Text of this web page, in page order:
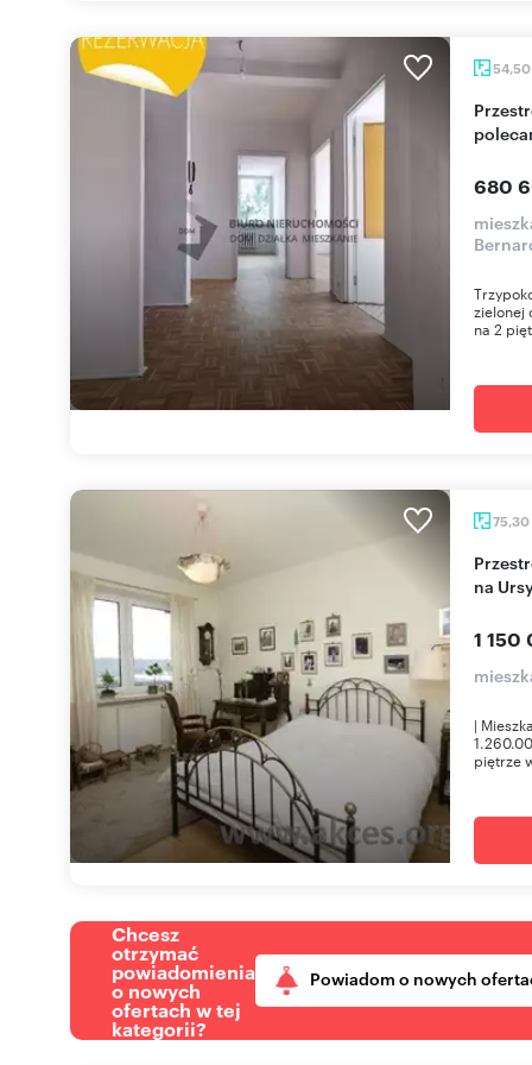
54,50
Przestronne 3 pokoje z balkonem, aranżacja
680
zielonej
na 2
75,30
Przestronne 3-pokojowe mieszkanie z garażem
na
1 150
|
piętrze
Chcesz
otrzymać
powiadomienia
o nowych
ofertach w tej
kategorii?
Powiadom o nowych